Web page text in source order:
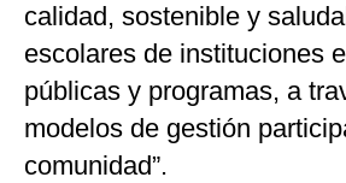
calidad, sostenible y
escolares de instituciones
públicas y programas, a
modelos de gestión
comunidad”.